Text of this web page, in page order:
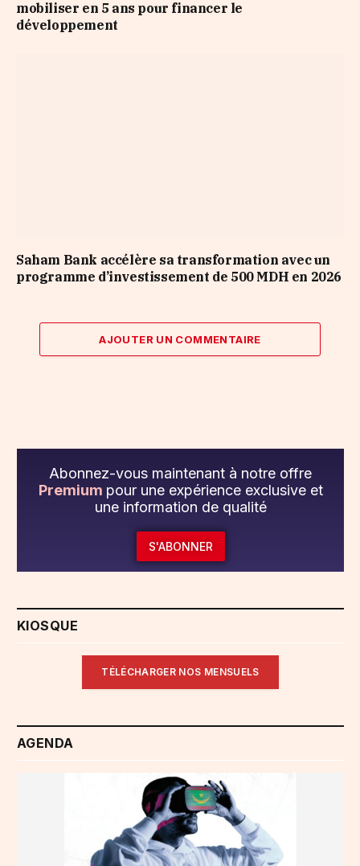
mobiliser en 5 ans pour financer le
développement
Saham Bank accélère sa transformation avec un
programme d’investissement de 500 MDH en 2026
AJOUTER UN COMMENTAIRE
Abonnez-vous maintenant à notre offre
Premium pour une expérience exclusive et
une information de qualité
S'ABONNER
KIOSQUE
TÉLÉCHARGER NOS MENSUELS
AGENDA